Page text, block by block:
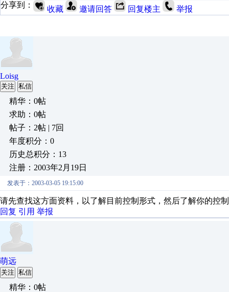
分享到：
收藏 邀请回答 回复楼主 举报
Loisg
关注 私信
精华：0帖
求助：0帖
帖子：2帖 | 7回
年度积分：0
历史总积分：13
注册：2003年2月19日
发表于：2003-03-05 19:15:00
请先查找这方面资料，以了解目前控制形式，然后了解你的控
回复 引用 举报
萌远
关注 私信
精华：0帖